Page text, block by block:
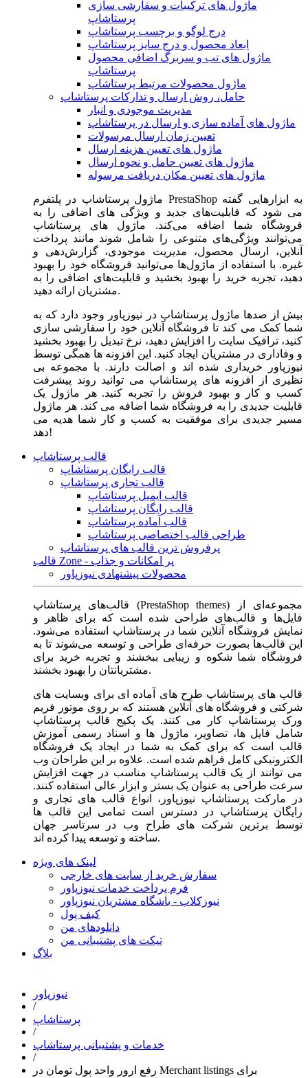
ماژول های ترکیبات و سفارشی سازی
پرستاشاپ
درج لوگو و برچسب پرستاشاپ
ابعاد محصول و درج سایز پرستاشاپ
ماژول های تب و سربرگ اضافی محصول
پرستاشاپ
ماژول محصولات مرتبط پرستاشاپ
حامل، روش ارسال و تدارکات پرستاشاپ
مدیریت موجودی و انبار
ماژول های آماده سازی و ارسال در پرستاشاپ
تعیین زمان ارسال مرسولات
ماژول های تعیین هزینه ارسال
ماژول های تعیین حامل و نحوه ارسال
ماژول های تعیین مکان دریافت مرسوله
ماژول‌ پرستاشاپ در پلتفرم PrestaShop به ابزارهایی گفته
می شود که قابلیت‌های جدید و ویژگی های اضافی را به
فروشگاه شما اضافه می‌کند. ماژول های پرستاشاپ
می‌توانند ویژگی‌های متنوعی را شامل شوند مانند پرداخت
آنلاین، ارسال محصول، مدیریت موجودی، گزارش‌دهی و
غیره. با استفاده از ماژول‌ها می‌توانید فروشگاه خود را بهبود
دهید، تجربه خرید را بهبود بخشید و قابلیت‌های اضافی را به
مشتریان ارائه دهید.
بیش از صدها ماژول پرستاشاپ در نیوزپاور وجود دارد که به
شما کمک می کند تا فروشگاه آنلاین خود را سفارشی سازی
کنید، ترافیک سایت را افزایش دهید، نرخ تبدیل را بهبود بخشید
و وفاداری در مشتریان ایجاد کنید. این افزونه ها همگی توسط
نیوزپاور خریداری شده اند و اصالت دارند. با مجموعه بی
نظیری از افزونه های پرستاشاپ می توانید روند پیشرفت
کسب و کار و بهبود فروش را تجربه کنید. هر ماژول یک
قابلیت جدیدی را به فروشگاه شما اضافه می کند. هر ماژول
مسیر جدیدی برای موفقیت به کسب و کار شما هدیه می
دهد!
قالب پرستاشاپ
قالب رایگان پرستاشاپ
قالب تجاری پرستاشاپ
قالب ایمیل پرستاشاپ
قالب رایگان پرستاشاپ
قالب آماده پرستاشاپ
طراحی قالب اختصاصی پرستاشاپ
پرفروش ترین قالب های پرستاشاپ
قالب Zone - پر امکانات و جذاب
محصولات پیشنهادی نیوزپاور
قالب‌های پرستاشاپ (PrestaShop themes) مجموعه‌ای از
فایل‌ها و قالب‌های طراحی شده است که برای ظاهر و
نمایش فروشگاه آنلاین شما در پرستاشاپ استفاده می‌شود.
این قالب‌ها بصورت حرفه‌ای طراحی و توسعه می‌شوند تا به
فروشگاه شما شکوه و زیبایی ببخشند و تجربه خرید برای
مشتریانتان را بهبود بخشند.
قالب های پرستاشاپ طرح های آماده ای برای وبسایت های
شرکتی و فروشگاه های آنلاین هستند که بر روی موتور فریم
ورک پرستاشاپ کار می کنند. یک پکیج قالب پرستاشاپ
شامل فایل ها، تصاویر، ماژول ها و اسناد رسمی آموزش
قالب است که برای کمک به شما در ایجاد یک فروشگاه
الکترونیکی کامل فراهم شده است. علاوه بر این طراحان وب
می توانند از یک قالب پرستاشاپ مناسب در جهت افزایش
سرعت طراحی به عنوان یک بستر و ابزار عالی استفاده کنند.
در مارکت پرستاشاپ نیوزپاور، انواع قالب های تجاری و
رایگان پرستاشاپ در دسترس است تمامی این قالب ها
توسط برترین شرکت های طراح وب در سرتاسر جهان
ساخته و توسعه پیدا کرده اند.
لینک های ویژه
سفارش خرید از سایت های خارجی
فرم پرداخت خدمات نیوزپاور
نیوزکلاب - باشگاه مشتریان نیوزپاور
کیف پول
دانلودهای من
تیکت های پشتیبانی من
بلاگ
نیوزپاور
/
پرستاشاپ
/
خدمات و پشتیبانی پرستاشاپ
/
رفع ارور واحد پول تومان در Merchant listings برای